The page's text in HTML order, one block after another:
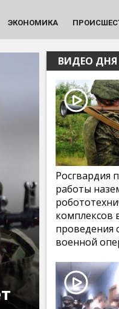
ЭКОНОМИКА
ВИДЕО ДНЯ
Росгвардия
работы
комплексов
проведения
военной